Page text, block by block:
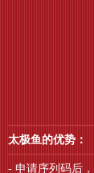
太极鱼的优势：
- 申请序列码后